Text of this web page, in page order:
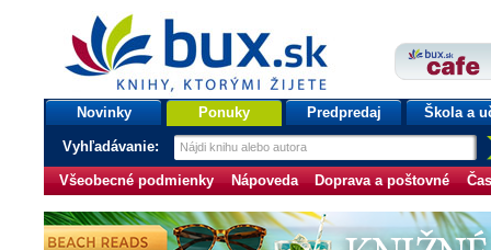
bux.sk
knihy, ktorými žijete
Úvodná stránka
Novinky Ponuky Predpredaj Škola a
Vyhľadávanie:
Všeobecné podmienky Nápoveda Doprava a poštovné